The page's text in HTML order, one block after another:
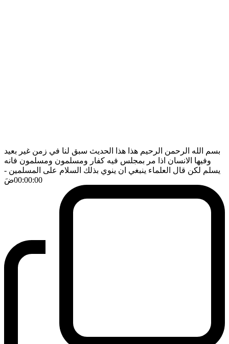
بسم الله الرحمن الرحيم هذا هذا الحديث سبق لنا في زمن غير بعيد
وفيها الانسان اذا مر بمجلس فيه كفار ومسلمون ومسلمون فانه
يسلم لكن قال العلماء ينبغي ان ينوي بذلك السلام على المسلمين -
00:00:00ضَ